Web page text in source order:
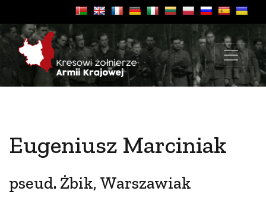
Eugeniusz Marciniak
pseud. Żbik, Warszawiak